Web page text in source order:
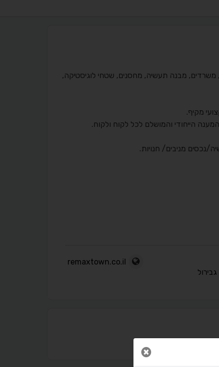
שרותי התיווך והייעוץ שהחברה מעניקה הינם בתחום דירות ובתים פרטיים, יד2, משרדים, מבנה תעשיה, מחסנים, שטחי לוגיסטיקה,
מקיף.
הייחודי והמושלם לכל לקוח ולקוח.
remaxtown.co.il
סגור חלון